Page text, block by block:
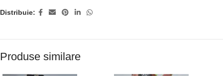
Distribuie:
Produse similare